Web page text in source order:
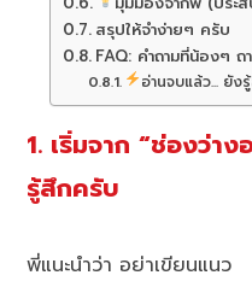
สรุปให้จำง่ายๆ ครับ
FAQ: คำถามที่น้องๆ
อ่านจบแล้ว... ยัง
1. เริ่มจาก “ช่องว่า
รู้สึกครับ
พี่แนะนำว่า อย่าเขียนแนว